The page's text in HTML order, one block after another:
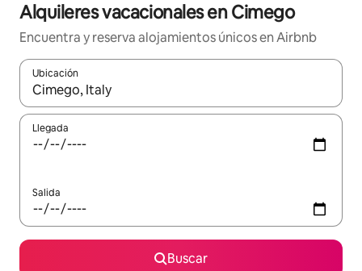
Alquileres vacacionales en Cimego
Encuentra y reserva alojamientos únicos en Airbnb
Ubicación
Cuando los resultados estén disponibles, navega con las
Llegada
Salida
Buscar